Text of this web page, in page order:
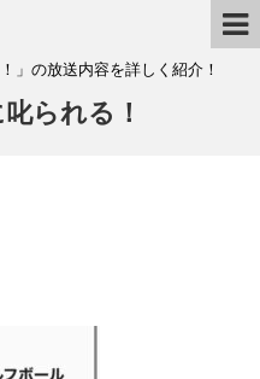
」の放送内容を詳しく紹介！
られる！